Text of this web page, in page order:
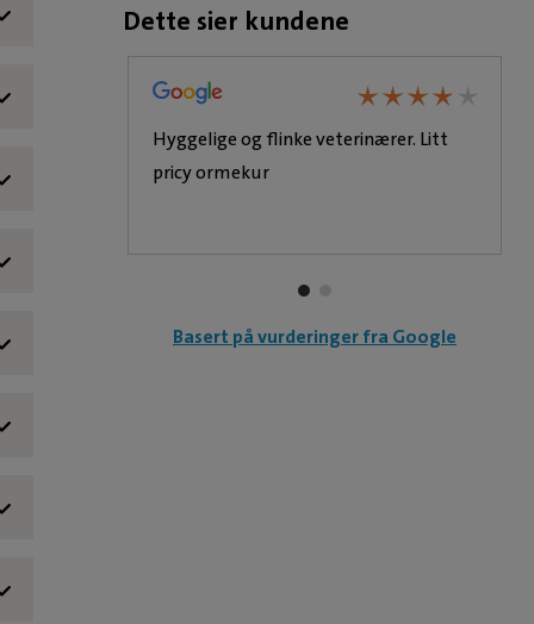
Dette sier kundene
★★★★
★★★★ ★
Hyggelige og flinke veterinærer. Litt
pricy ormekur
Basert på vurderinger fra Google